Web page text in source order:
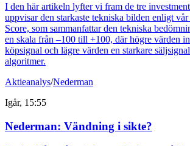
I den här artikeln lyfter vi fram de tre
uppvisar den starkaste tekniska bilden enligt
Score, som sammanfattar den tekniska
en skala från –100 till +100, där högre värden
köpsignal och lägre värden en starkare
algoritmer.
Aktieanalys/Nederman
Igår, 15:55
Nederman: Vändning i sikte?